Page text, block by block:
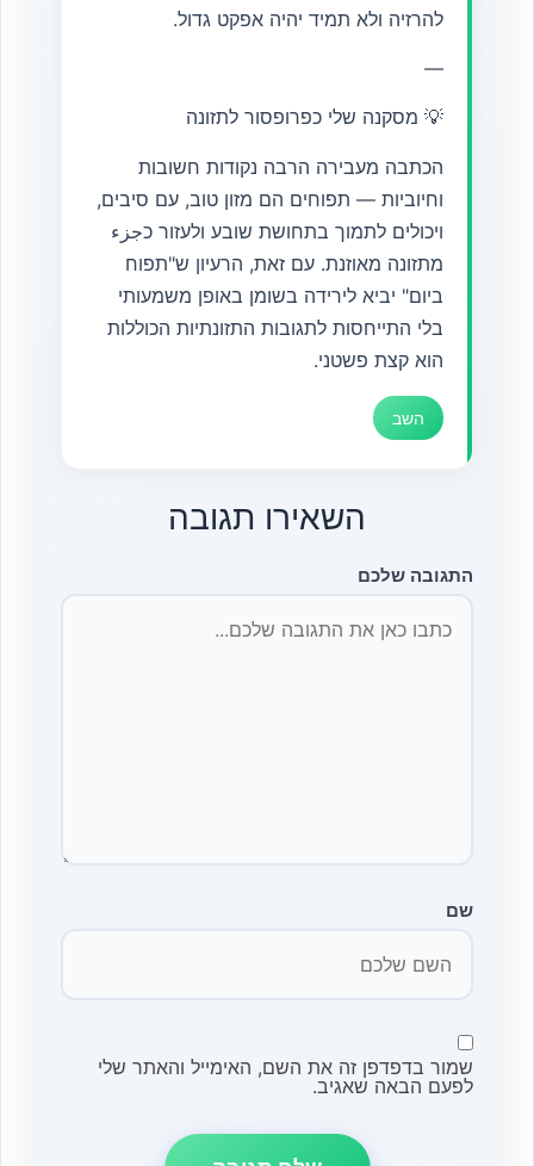
להרזיה ולא תמיד יהיה אפקט גדול.
—
💡 מסקנה שלי כפרופסור לתזונה
הכתבה מעבירה הרבה נקודות חשובות
וחיוביות — תפוחים הם מזון טוב, עם סיבים,
ויכולים לתמוך בתחושת שובע ולעזור כجزء
מתזונה מאוזנת. עם זאת, הרעיון ש"תפוח
ביום" יביא לירידה בשומן באופן משמעותי
בלי התייחסות לתגובות התזונתיות הכוללות
הוא קצת פשטני.
השב
השאירו תגובה
התגובה שלכם
שם
שמור בדפדפן זה את השם, האימייל והאתר שלי
לפעם הבאה שאגיב.